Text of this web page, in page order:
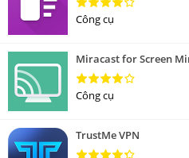
Công cụ
Miracast for Screen
Công cụ
TrustMe VPN